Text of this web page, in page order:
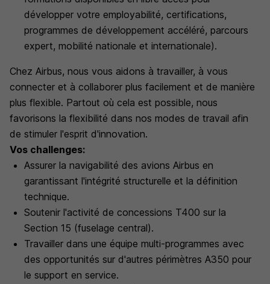
développer votre employabilité, certifications,
programmes de développement accéléré, parcours
expert, mobilité nationale et internationale).
Chez Airbus, nous vous aidons à travailler, à vous
connecter et à collaborer plus facilement et de manière
plus flexible. Partout où cela est possible, nous
favorisons la flexibilité dans nos modes de travail afin
de stimuler l'esprit d'innovation.
Vos challenges:
Assurer la navigabilité des avions Airbus en
garantissant l'intégrité structurelle et la définition
technique.
Soutenir l'activité de concessions T400 sur la
Section 15 (fuselage central).
Travailler dans une équipe multi-programmes avec
des opportunités sur d'autres périmètres A350 pour
le support en service.